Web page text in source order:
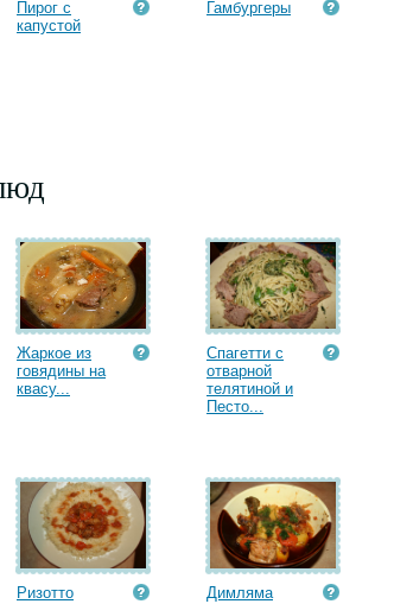
Пирог с
капустой
Гамбургеры
Жаркое из
говядины на
квасу...
Спагетти с
отварной
телятиной и
Песто...
Ризотто Димляма